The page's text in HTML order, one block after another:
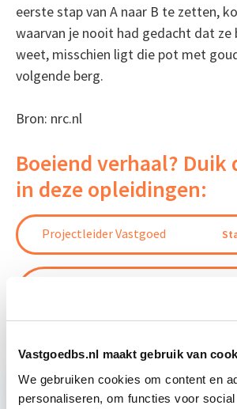
Vastgoedbs.nl maakt gebruik van
We gebruiken cookies om content en
personaliseren, om functies voor
eerste stap van A naar B te zetten,
waarvan je nooit had gedacht dat ze
weet, misschien ligt die pot met
volgende berg.
Bron: nrc.nl
Boeiend verhaal? Duik
in deze opleidingen:
Projectleider Vastgoed